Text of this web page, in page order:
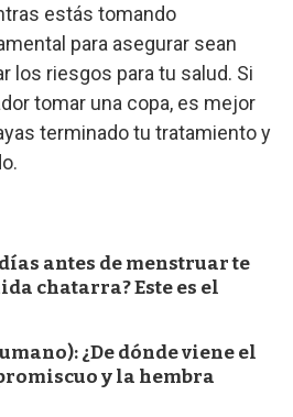
estás tomando
para asegurar sean
los riesgos para tu salud. Si
tomar una copa, es mejor
terminado tu tratamiento y
antes de menstruar te
chatarra? Este es el
¿De dónde viene el
y la hembra